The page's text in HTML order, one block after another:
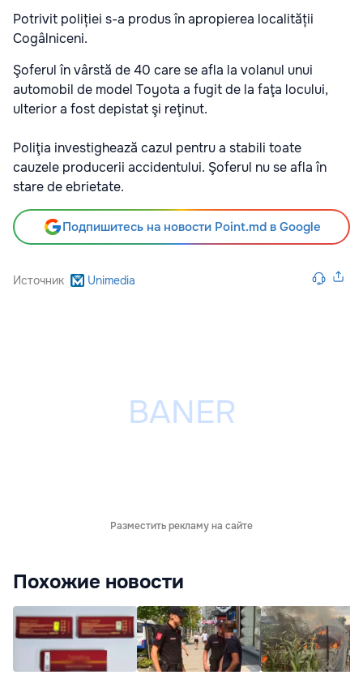
Potrivit poliției s-a produs în apropierea localității
Cogâlniceni.
Şoferul în vârstă de 40 care se afla la volanul unui
automobil de model Toyota a fugit de la faţa locului,
ulterior a fost depistat şi reţinut.
Poliţia investighează cazul pentru a stabili toate
cauzele producerii accidentului. Şoferul nu se afla în
stare de ebrietate.
Подпишитесь на новости Point.md в Google
Источник Unimedia
Разместить рекламу на сайте
Похожие новости